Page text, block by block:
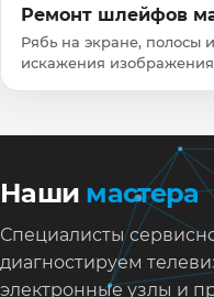
Ремонт шлейфов
Рябь на экране, полосы и
искажения изображения
Наши мастера
Специалисты
диагностируем
электронные узлы и